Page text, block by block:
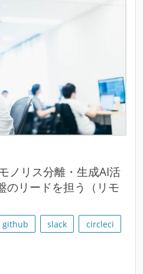
ノリス分離・生成AI活
のリードを担う（リモ
github slack
circleci